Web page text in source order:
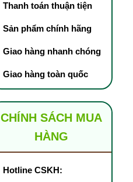
Thanh toán thuận tiện
Sản phẩm chính hãng
Giao hàng nhanh chóng
Giao hàng toàn quốc
CHÍNH SÁCH MUA
HÀNG
Hotline CSKH: